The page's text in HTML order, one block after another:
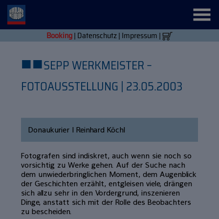
Booking| Datenschutz| Impressum |
■■SEPP WERKMEISTER –
FOTOAUSSTELLUNG | 23.05.2003
Donaukurier | Reinhard Köchl
Fotografen sind indiskret, auch wenn sie noch so
vorsichtig zu Werke gehen. Auf der Suche nach
dem unwiederbringlichen Moment, dem Augenblick
der Geschichten erzählt, entgleisen viele, drängen
sich allzu sehr in den Vordergrund, inszenieren
Dinge, anstatt sich mit der Rolle des Beobachters
zu bescheiden.